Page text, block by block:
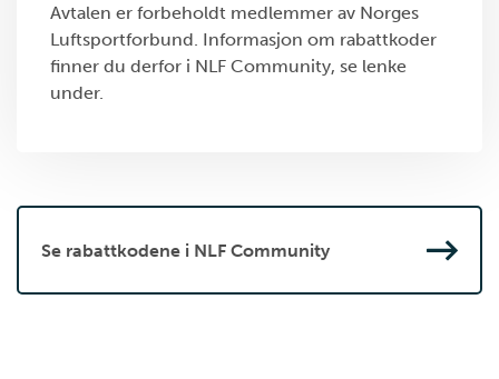
Avtalen er forbeholdt medlemmer av Norges
Luftsportforbund. Informasjon om rabattkoder
finner du derfor i NLF Community, se lenke
under.
Se rabattkodene i NLF Community